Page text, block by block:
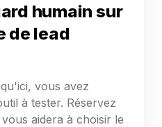
humain sur
de lead
vous avez
à tester. Réservez
aidera à choisir le